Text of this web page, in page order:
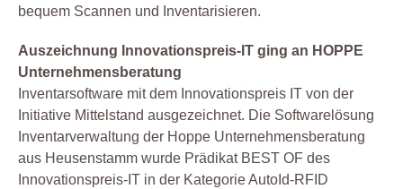
bequem Scannen und Inventarisieren.
Auszeichnung Innovationspreis-IT ging an HOPPE
Unternehmensberatung
Inventarsoftware mit dem Innovationspreis IT von der
Initiative Mittelstand ausgezeichnet. Die Softwarelösung
Inventarverwaltung der Hoppe Unternehmensberatung
aus Heusenstamm wurde Prädikat BEST OF des
Innovationspreis-IT in der Kategorie AutoId-RFID